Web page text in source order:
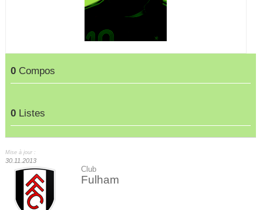
0 Compos
0 Listes
Mise à jour :
30.11.2013
Club
Fulham